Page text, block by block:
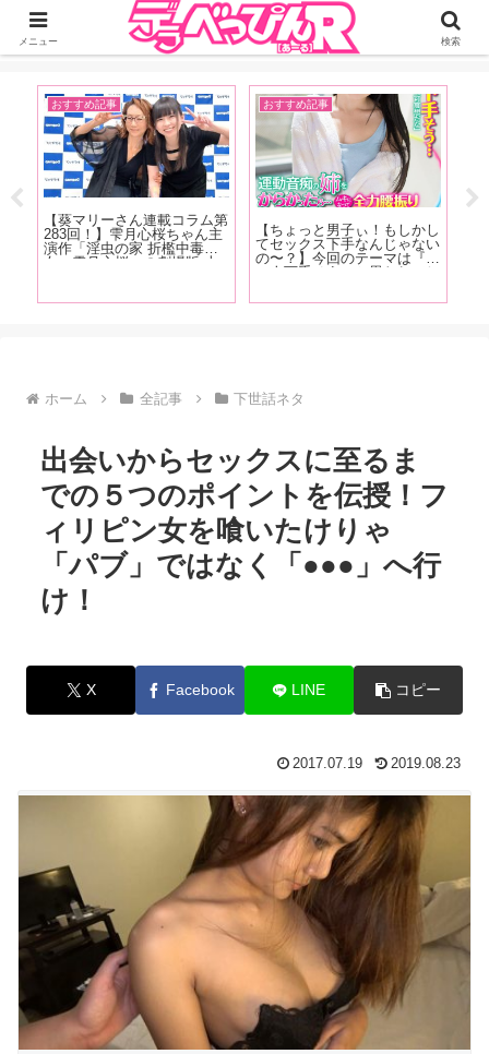
ジーオーティーが運営するちょっとHなニュースサイ。サイト内のリンクには
DMMアフィリエイトが含まれているものがあります
おすすめ記事
【葵マリーさん連載コラム第
283回！】雫月心桜ちゃん主
演作「淫虫の家 折檻中毒少
女〜雫月心桜」の劇場版 上
おすすめ記事
【ちょっと男子ぃ！もしかし
てセックス下手なんじゃない
の〜？】今回のテーマは『こ
の人下手そう』と思われてし
うだったのに何でヤレなかっ
ホーム 全記事 下世話ネタ
出会いからセックスに至るま
での５つのポイントを伝授！フ
ィリピン女を喰いたけりゃ
「パブ」ではなく「●●●」へ行
け！
X Facebook LINE コピー
2017.07.19 2019.08.23
メニュー 検索